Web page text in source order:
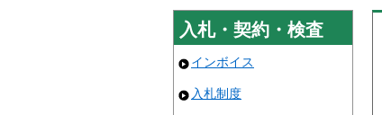
入札・契約・検査
インボイス
入札制度